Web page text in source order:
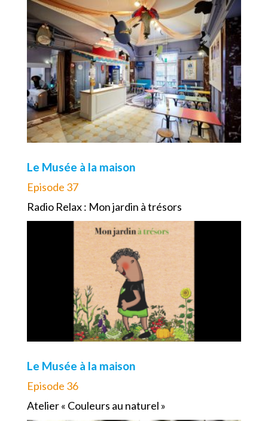
Le Musée à la maison
Episode 37
Radio Relax : Mon jardin à trésors
Le Musée à la maison
Episode 36
Atelier « Couleurs au naturel »